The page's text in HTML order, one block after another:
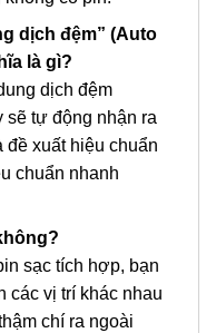
dịch đệm” (Auto
là gì?
dịch đệm
sẽ tự động nhận ra
đề xuất hiệu chuẩn
chuẩn nhanh
sạc tích hợp, bạn
các vị trí khác nhau
chí ra ngoài